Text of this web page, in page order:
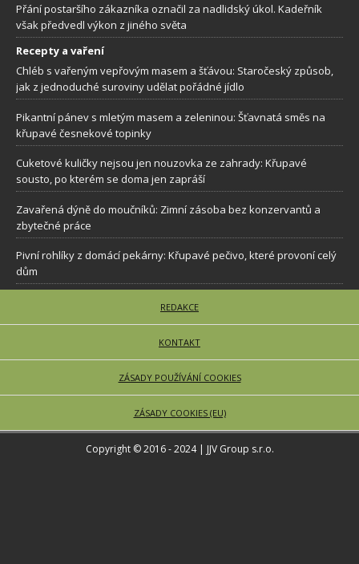
Přání postaršího zákazníka označil za nadlidský úkol. Kadeřník
však předvedl výkon z jiného světa
Recepty a vaření
Chléb s vařeným vepřovým masem a šťávou: Staročeský způsob,
jak z jednoduché suroviny udělat pořádné jídlo
Pikantní pánev s mletým masem a zeleninou: Šťavnatá směs na
křupavé česnekové topinky
Cuketové kuličky nejsou jen nouzovka ze zahrady: Křupavé
sousto, po kterém se doma jen zapráší
Zavařená dýně do moučníků: Zimní zásoba bez konzervantů a
zbytečné práce
Pivní rohlíky z domácí pekárny: Křupavé pečivo, které provoní celý
dům
REDAKCE
KONTAKT
ZÁSADY POUŽÍVÁNÍ COOKIES
ZÁSADY COOKIES (EU)
Copyright © 2016 - 2024 | JJV Group s.r.o.